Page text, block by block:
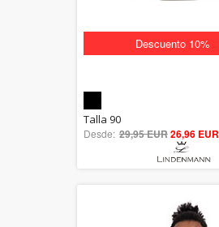
Descuento 10%
out of 5
Talla 90
Desde: 29,95 EUR26,96 EUR